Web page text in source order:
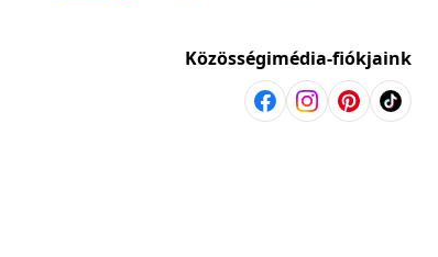
Közösségimédia-fiókjaink